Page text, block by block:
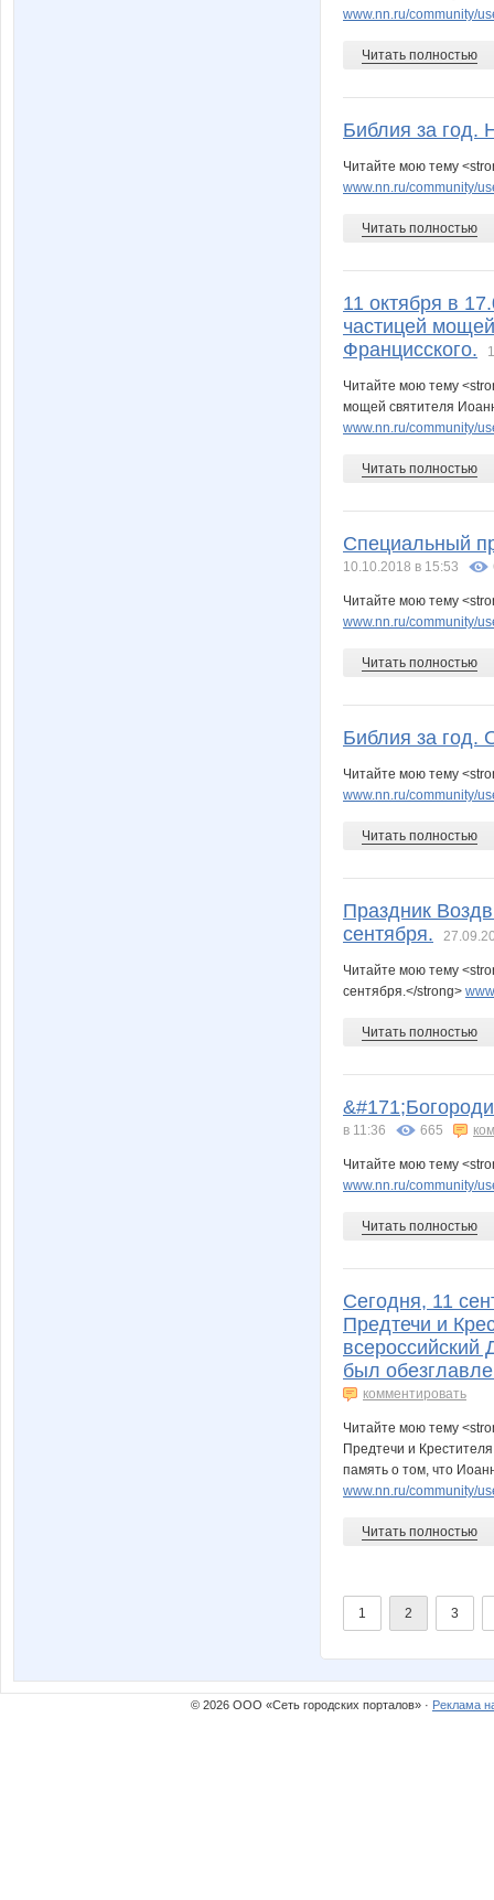
www.nn.ru/community/
Читать полностью
Библия за год.
Читайте мою тему
www.nn.ru/community/
Читать полностью
11 октября в
частицей
Францисского.
Читайте мою тему
мощей святителя
www.nn.ru/community/
Читать полностью
Специальный
10.10.2018 в 15:53
Читайте мою тему
www.nn.ru/community/
Читать полностью
Библия за год.
Читайте мою тему
www.nn.ru/community/
Читать полностью
Праздник
сентября.
Читайте мою тему
сентября.</strong>
Читать полностью
в 11:36 665
Читайте мою тему
www.nn.ru/community/
Читать полностью
Сегодня, 11
Предтечи и
всероссийский
был
комментировать
Читайте мою тему
Предтечи и
память о том, что
www.nn.ru/community/
Читать полностью
1 2 3
© 2026 ООО «Сеть городских порталов» · Реклама